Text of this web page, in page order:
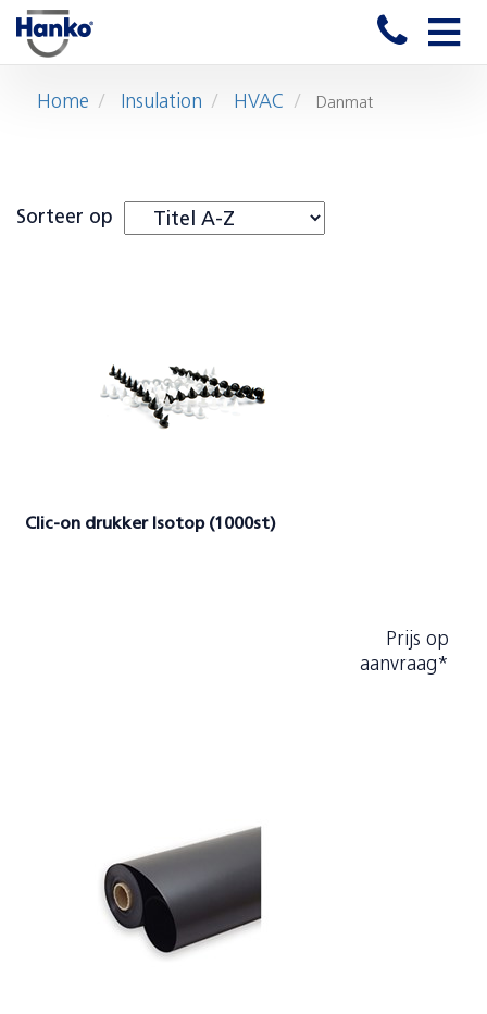
Toggle
Home Insulation HVAC Danmat
Sorteer op
Clic-on drukker Isotop (1000st)
Prijs op
aanvraag*